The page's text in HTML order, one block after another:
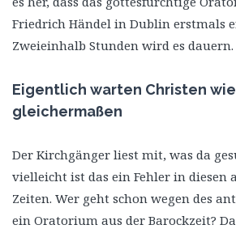
Friedrich Händel in Dublin erstmals
Zweieinhalb Stunden wird es dauern.
Eigentlich warten Christen
gleichermaßen
Der Kirchgänger liest mit, was da
vielleicht ist das ein Fehler in diesen
Zeiten. Wer geht schon wegen des
ein Oratorium aus der Barockzeit?